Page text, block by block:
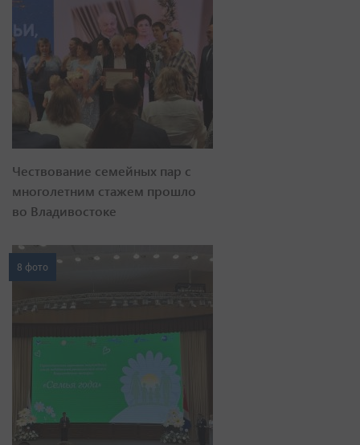
Чествование семейных пар с
многолетним стажем прошло
во Владивостоке
8 фото